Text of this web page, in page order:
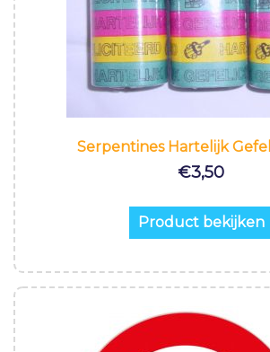
Serpentines Hartelijk
€3,50
Product bekijken